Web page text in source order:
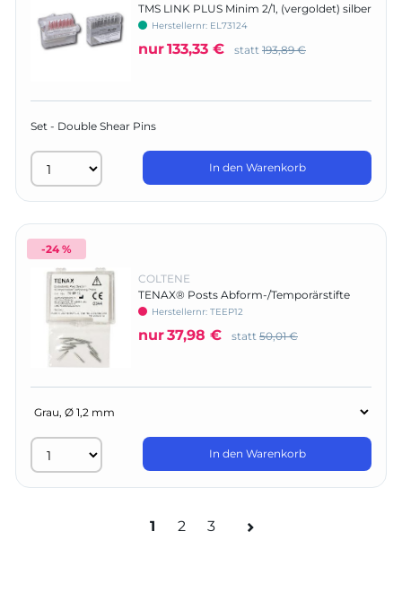
TMS LINK PLUS Minim 2/1, (vergoldet) silber
- Intro Kit
Herstellernr: EL73124
nur133,33 € statt 193,89 €
Set - Double Shear Pins
In den Warenkorb
-24 %
COLTENE
TENAX® Posts Abform-/Temporärstifte
Herstellernr: TEEP12
nur37,98 € statt 50,01 €
In den Warenkorb
1 2 3